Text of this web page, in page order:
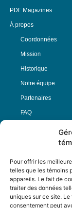
Pour offrir les
telles que les témoins
appareils. Le fait de
traiter des données
uniques sur ce site.
consentement peut
PDF Magazines
À propos
Coordonnées
Mission
Historique
Notre équipe
Partenaires
FAQ
Nous Suivre